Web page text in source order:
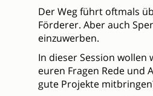
Der Weg führt oftmals
Förderer. Aber auch
einzuwerben.
In dieser Session wollen
euren Fragen Rede und
gute Projekte